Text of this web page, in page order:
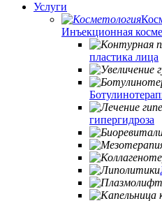
Услуги
Инъекционная
пластика лица
гипергидроза